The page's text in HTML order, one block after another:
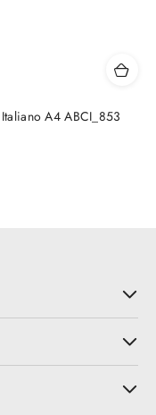
A4 ABCI_853